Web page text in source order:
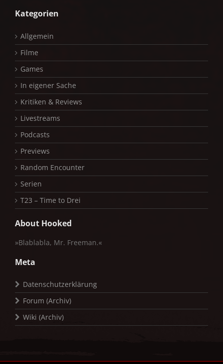
Kategorien
Allgemein
Filme
Games
In eigener Sache
Kritiken & Reviews
Livestreams
Podcasts
Previews
Random Encounter
Serien
T23 – Time to Drei
About Hooked
»Blablabla, Mr. Freeman.«
Meta
Datenschutzerklärung
Forum (Archiv)
Wiki (Archiv)